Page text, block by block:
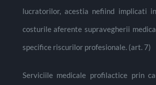
lucratorilor, acestia nefiind implicati
costurile aferente supravegherii
specifice riscurilor profesionale. (art. 7)
Serviciile medicale profilactice prin